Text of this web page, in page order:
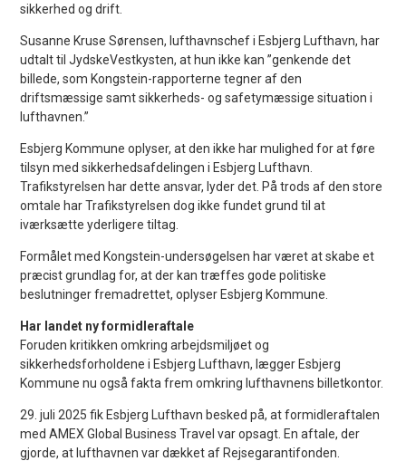
sikkerhed og drift.
Susanne Kruse Sørensen, lufthavnschef i Esbjerg Lufthavn, har
udtalt til JydskeVestkysten, at hun ikke kan ”genkende det
billede, som Kongstein-rapporterne tegner af den
driftsmæssige samt sikkerheds- og safetymæssige situation i
lufthavnen.”
Esbjerg Kommune oplyser, at den ikke har mulighed for at føre
tilsyn med sikkerhedsafdelingen i Esbjerg Lufthavn.
Trafikstyrelsen har dette ansvar, lyder det. På trods af den store
omtale har Trafikstyrelsen dog ikke fundet grund til at
iværksætte yderligere tiltag.
Formålet med Kongstein-undersøgelsen har været at skabe et
præcist grundlag for, at der kan træffes gode politiske
beslutninger fremadrettet, oplyser Esbjerg Kommune.
Har landet ny formidleraftale
Foruden kritikken omkring arbejdsmiljøet og
sikkerhedsforholdene i Esbjerg Lufthavn, lægger Esbjerg
Kommune nu også fakta frem omkring lufthavnens billetkontor.
29. juli 2025 fik Esbjerg Lufthavn besked på, at formidleraftalen
med AMEX Global Business Travel var opsagt. En aftale, der
gjorde, at lufthavnen var dækket af Rejsegarantifonden.